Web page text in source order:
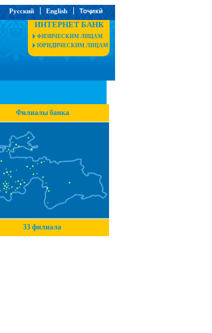
Русский English Тоҷикӣ
ИНТЕРНЕТ БАНК
ФИЗИЧЕСКИМ ЛИЦАМ
ЮРИДИЧЕСКИМ ЛИЦАМ
Филиалы банка
33 филиала